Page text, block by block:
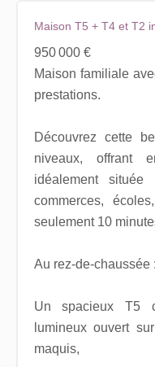
Maison T5 + T4 et T2
950 000 €
Maison familiale
prestations.
Découvrez cette
niveaux, offrant
idéalement
commerces,
seulement 10
Au rez-de-chaussée :
Un spacieux T5
lumineux ouvert
maquis,